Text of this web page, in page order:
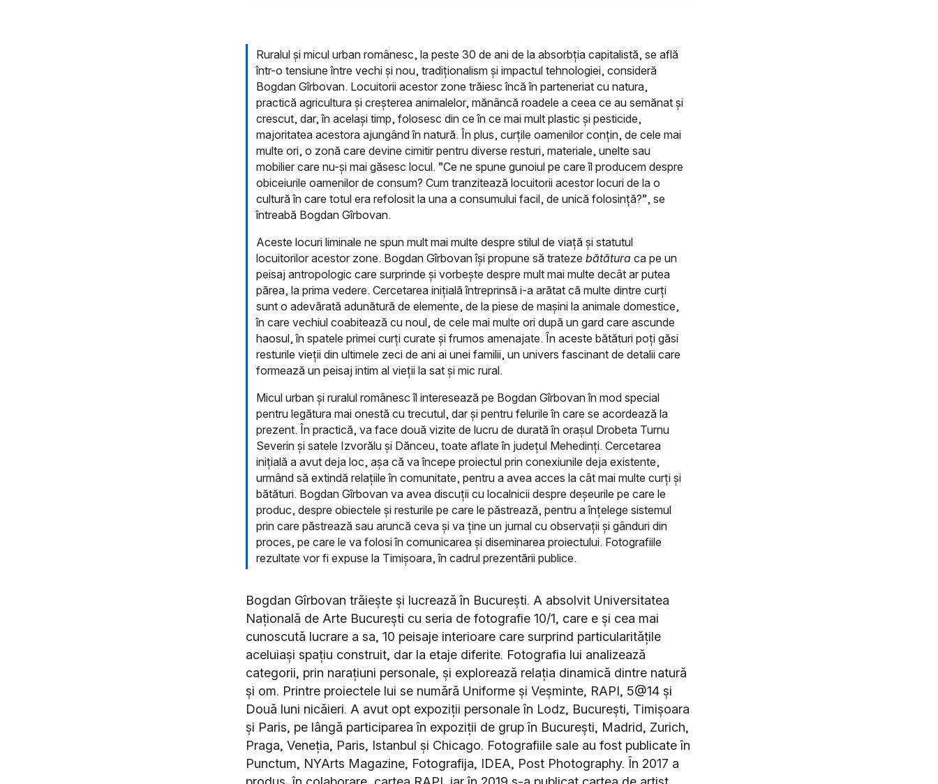
Ruralul și micul urban românesc, la peste 30 de ani de la absorbția capitalistă, se află
într-o tensiune între vechi și nou, tradiționalism și impactul tehnologiei, consideră
Bogdan Gîrbovan. Locuitorii acestor zone trăiesc încă în parteneriat cu natura,
practică agricultura și creșterea animalelor, mănâncă roadele a ceea ce au semănat și
crescut, dar, în același timp, folosesc din ce în ce mai mult plastic și pesticide,
majoritatea acestora ajungând în natură. În plus, curțile oamenilor conțin, de cele mai
multe ori, o zonă care devine cimitir pentru diverse resturi, materiale, unelte sau
mobilier care nu-și mai găsesc locul. ”Ce ne spune gunoiul pe care îl producem despre
obiceiurile oamenilor de consum? Cum tranzitează locuitorii acestor locuri de la o
cultură în care totul era refolosit la una a consumului facil, de unică folosință?”, se
întreabă Bogdan Gîrbovan.
Aceste locuri liminale ne spun mult mai multe despre stilul de viață și statutul
locuitorilor acestor zone. Bogdan Gîrbovan își propune să trateze bătătura ca pe un
peisaj antropologic care surprinde și vorbește despre mult mai multe decât ar putea
părea, la prima vedere. Cercetarea inițială întreprinsă i-a arătat că multe dintre curți
sunt o adevărată adunătură de elemente, de la piese de mașini la animale domestice,
în care vechiul coabitează cu noul, de cele mai multe ori după un gard care ascunde
haosul, în spatele primei curți curate și frumos amenajate. În aceste bătături poți găsi
resturile vieții din ultimele zeci de ani ai unei familii, un univers fascinant de detalii care
formează un peisaj intim al vieții la sat și mic rural.
Micul urban și ruralul românesc îl interesează pe Bogdan Gîrbovan în mod special
pentru legătura mai onestă cu trecutul, dar și pentru felurile în care se acordează la
prezent. În practică, va face două vizite de lucru de durată în orașul Drobeta Turnu
Severin și satele Izvorălu și Dănceu, toate aflate în județul Mehedinți. Cercetarea
inițială a avut deja loc, așa că va începe proiectul prin conexiunile deja existente,
urmând să extindă relațiile în comunitate, pentru a avea acces la cât mai multe curți și
bătături. Bogdan Gîrbovan va avea discuții cu localnicii despre deșeurile pe care le
produc, despre obiectele și resturile pe care le păstrează, pentru a înțelege sistemul
prin care păstrează sau aruncă ceva și va ține un jurnal cu observații și gânduri din
proces, pe care le va folosi în comunicarea și diseminarea proiectului. Fotografiile
rezultate vor fi expuse la Timișoara, în cadrul prezentării publice.
Bogdan Gîrbovan trăiește și lucrează în București. A absolvit Universitatea
Națională de Arte București cu seria de fotografie 10/1, care e și cea mai
cunoscută lucrare a sa, 10 peisaje interioare care surprind particularitățile
aceluiași spațiu construit, dar la etaje diferite. Fotografia lui analizează
categorii, prin narațiuni personale, și explorează relația dinamică dintre natură
și om. Printre proiectele lui se numără Uniforme și Veșminte, RAPI, 5@14 și
Două luni nicăieri. A avut opt expoziții personale în Lodz, București, Timișoara
și Paris, pe lângă participarea în expoziții de grup în București, Madrid, Zurich,
Praga, Veneția, Paris, Istanbul și Chicago. Fotografiile sale au fost publicate în
Punctum, NYArts Magazine, Fotografija, IDEA, Post Photography. În 2017 a